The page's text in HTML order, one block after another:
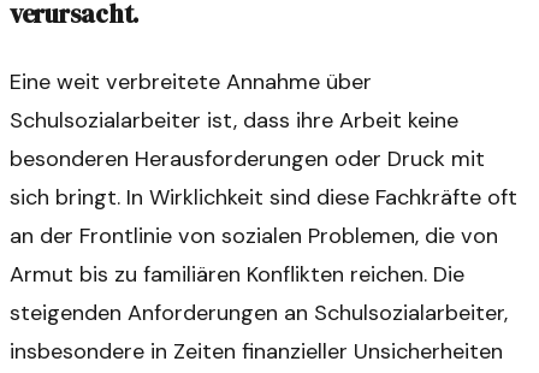
verursacht.
Eine weit verbreitete Annahme über
Schulsozialarbeiter ist, dass ihre Arbeit keine
besonderen Herausforderungen oder Druck mit
sich bringt. In Wirklichkeit sind diese Fachkräfte oft
an der Frontlinie von sozialen Problemen, die von
Armut bis zu familiären Konflikten reichen. Die
steigenden Anforderungen an Schulsozialarbeiter,
insbesondere in Zeiten finanzieller Unsicherheiten